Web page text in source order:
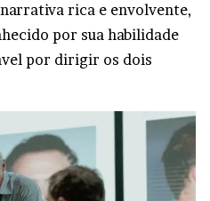
rica e envolvente,
por sua habilidade
por dirigir os dois